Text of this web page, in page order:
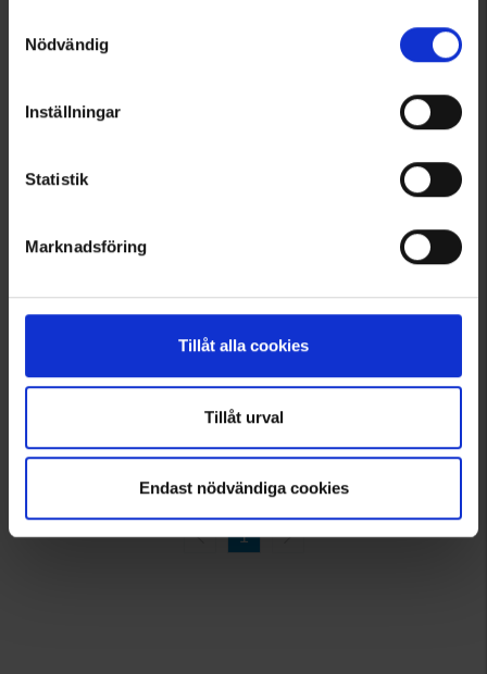
Nödvändig
Inställningar
Statistik
Marknadsföring
Tillåt alla cookies
Tillåt urval
Endast nödvändiga cookies
Herren Wollpullover Torvik
Bewertung: 4.5 von 5 Sternen
Herren Wollfleecejacke Nornäs
75 €
Bewertung: 4.3 von 5 Sternen
Angezeigt werden 1–8 von 8 Produkten
1